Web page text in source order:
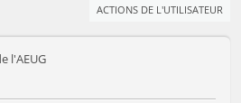
ACTIONS DE L'UTILISATEUR
l'AEUG